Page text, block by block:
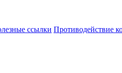
ссылки Противодействие